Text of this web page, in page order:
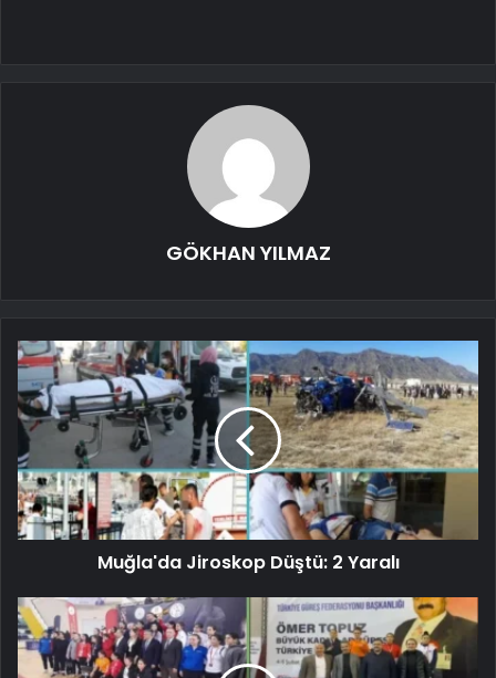
GÖKHAN YILMAZ
Muğla'da Jiroskop Düştü: 2 Yaralı